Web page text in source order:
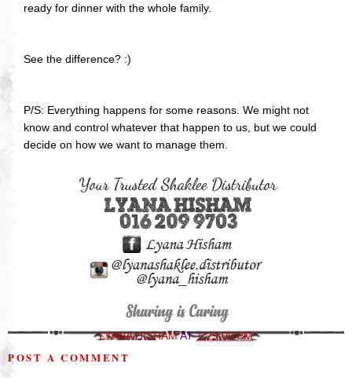
ready for dinner with the whole family.
See the difference? :)
P/S: Everything happens for some reasons. We might not
know and control whatever that happen to us, but we could
decide on how we want to manage them.
LYANA HISHAMAT1:29:00 PM
POST A COMMENT